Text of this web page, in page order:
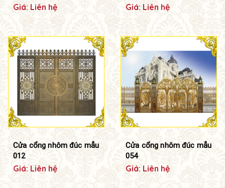
Giá: Liên hệ Giá: Liên hệ
Cửa cổng nhôm đúc mẫu
012
Giá: Liên hệ
Cửa cổng nhôm đúc mẫu
054
Giá: Liên hệ